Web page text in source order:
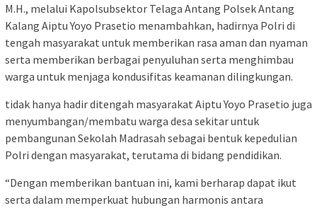
M.H., melalui Kapolsubsektor Telaga Antang Polsek Antang
Kalang Aiptu Yoyo Prasetio menambahkan, hadirnya Polri di
tengah masyarakat untuk memberikan rasa aman dan nyaman
serta memberikan berbagai penyuluhan serta menghimbau
warga untuk menjaga kondusifitas keamanan dilingkungan.
tidak hanya hadir ditengah masyarakat Aiptu Yoyo Prasetio juga
menyumbangan/membatu warga desa sekitar untuk
pembangunan Sekolah Madrasah sebagai bentuk kepedulian
Polri dengan masyarakat, terutama di bidang pendidikan.
“Dengan memberikan bantuan ini, kami berharap dapat ikut
serta dalam memperkuat hubungan harmonis antara